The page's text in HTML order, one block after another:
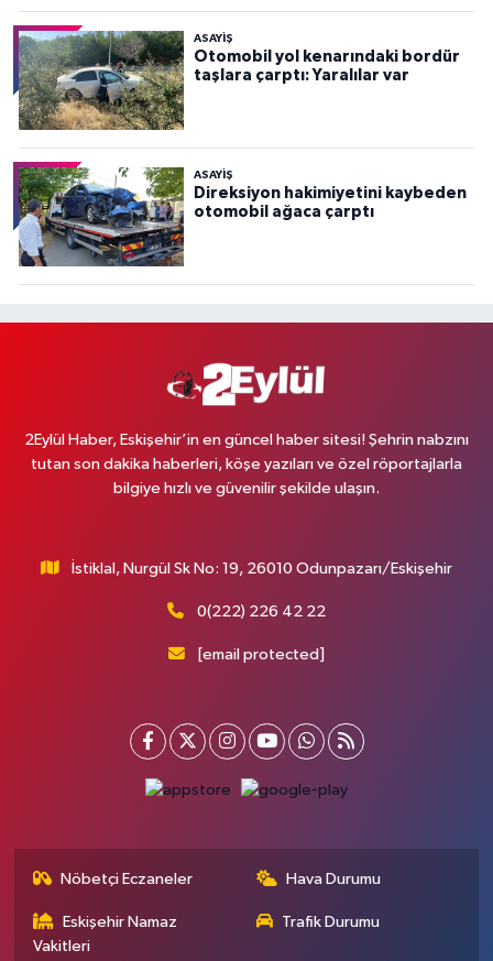
ASAYİŞ
Otomobil yol kenarındaki bordür
taşlara çarptı: Yaralılar var
ASAYİŞ
Direksiyon hakimiyetini kaybeden
otomobil ağaca çarptı
2Eylül Haber, Eskişehir’in en güncel haber sitesi! Şehrin nabzını
tutan son dakika haberleri, köşe yazıları ve özel röportajlarla
bilgiye hızlı ve güvenilir şekilde ulaşın.
İstiklal, Nurgül Sk No: 19, 26010 Odunpazarı/Eskişehir
0(222) 226 42 22
[email protected]
Nöbetçi Eczaneler Hava Durumu
Eskişehir Namaz
Vakitleri
Trafik Durumu